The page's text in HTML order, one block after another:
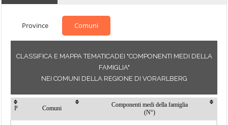
Province Comuni
CLASSIFICA E MAPPA TEMATICADEI "COMPONENTI MEDI DELLA
FAMIGLIA"
NEI COMUNI DELLA REGIONE DI VORARLBERG
P Comuni
Componenti medi della famiglia
(N°)